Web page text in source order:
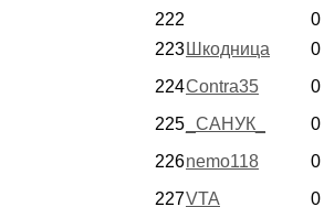
222
0
223 Шкодница
0
224Contra35
0
225 _САНУК_
0
226nemo118
0
227VTA
0